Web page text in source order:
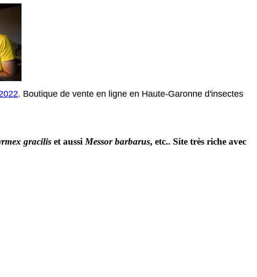
. Boutique de vente en ligne en Haute-Garonne d'insectes
gracilis et aussiMessor barbarus, etc.. Site très riche avec